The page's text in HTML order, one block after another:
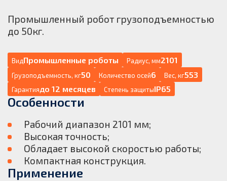
Промышленный робот грузоподъемностью
до 50кг.
ВидПромышленные роботы Радиус, мм2101
Грузоподъемность, кг50 Количество осей6 Вес, кг553
Гарантиядо 12 месяцев Степень защитыIP65
Особенности
Рабочий диапазон 2101 мм;
Высокая точность;
Обладает высокой скоростью работы;
Компактная конструкция.
Применение